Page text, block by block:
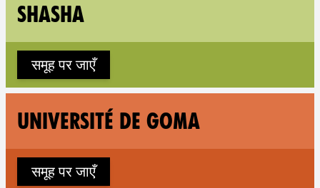
SHASHA
समूह पर जाएँ
UNIVERSITÉ DE GOMA
समूह पर जाएँ